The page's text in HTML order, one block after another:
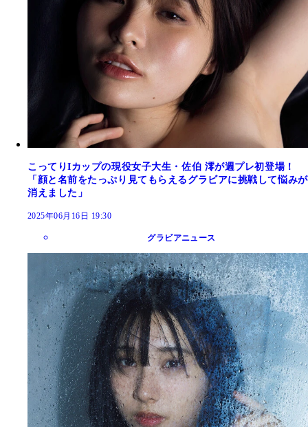
こってりIカップの現役女子大生・佐伯 澪が週プレ初登場！
「顔と名前をたっぷり見てもらえるグラビアに挑戦して悩みが
消えました」
2025年06月16日 19:30
グラビアニュース